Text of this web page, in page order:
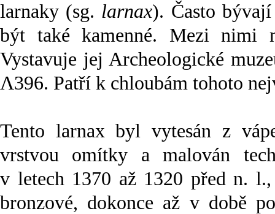
larnaky (sg. larnax). Často
být také kamenné. Mezi nimi
Vystavuje jej Archeologické
Λ396. Patří k chloubám tohoto
Tento larnax byl vytesán z
vrstvou omítky a malován
v letech 1370 až 1320 před n.
bronzové, dokonce až v době